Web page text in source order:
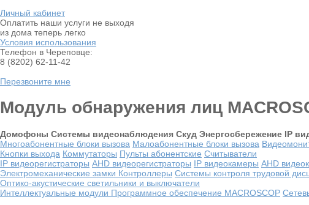
Личный кабинет
Оплатить наши услуги не выходя
из дома теперь легко
Условия использования
Телефон в Череповце:
8 (8202) 62-11-42
Перезвоните мне
Модуль обнаружения лиц
Домофоны Системы видеонаблюдения Скуд Энергосбережение IP
Многоабонентные блоки вызова Малоабонентные блоки вызова
Кнопки выхода Коммутаторы Пульты абонентские Считыватели
IP видеорегистраторы AHD видеорегистраторы IP видеокамеры AHD
Электромеханические замки Контроллеры Системы контроля трудовой
Оптико-акустические светильники и выключатели
Интеллектуальные модули Программное обеспечение MACROSCOP